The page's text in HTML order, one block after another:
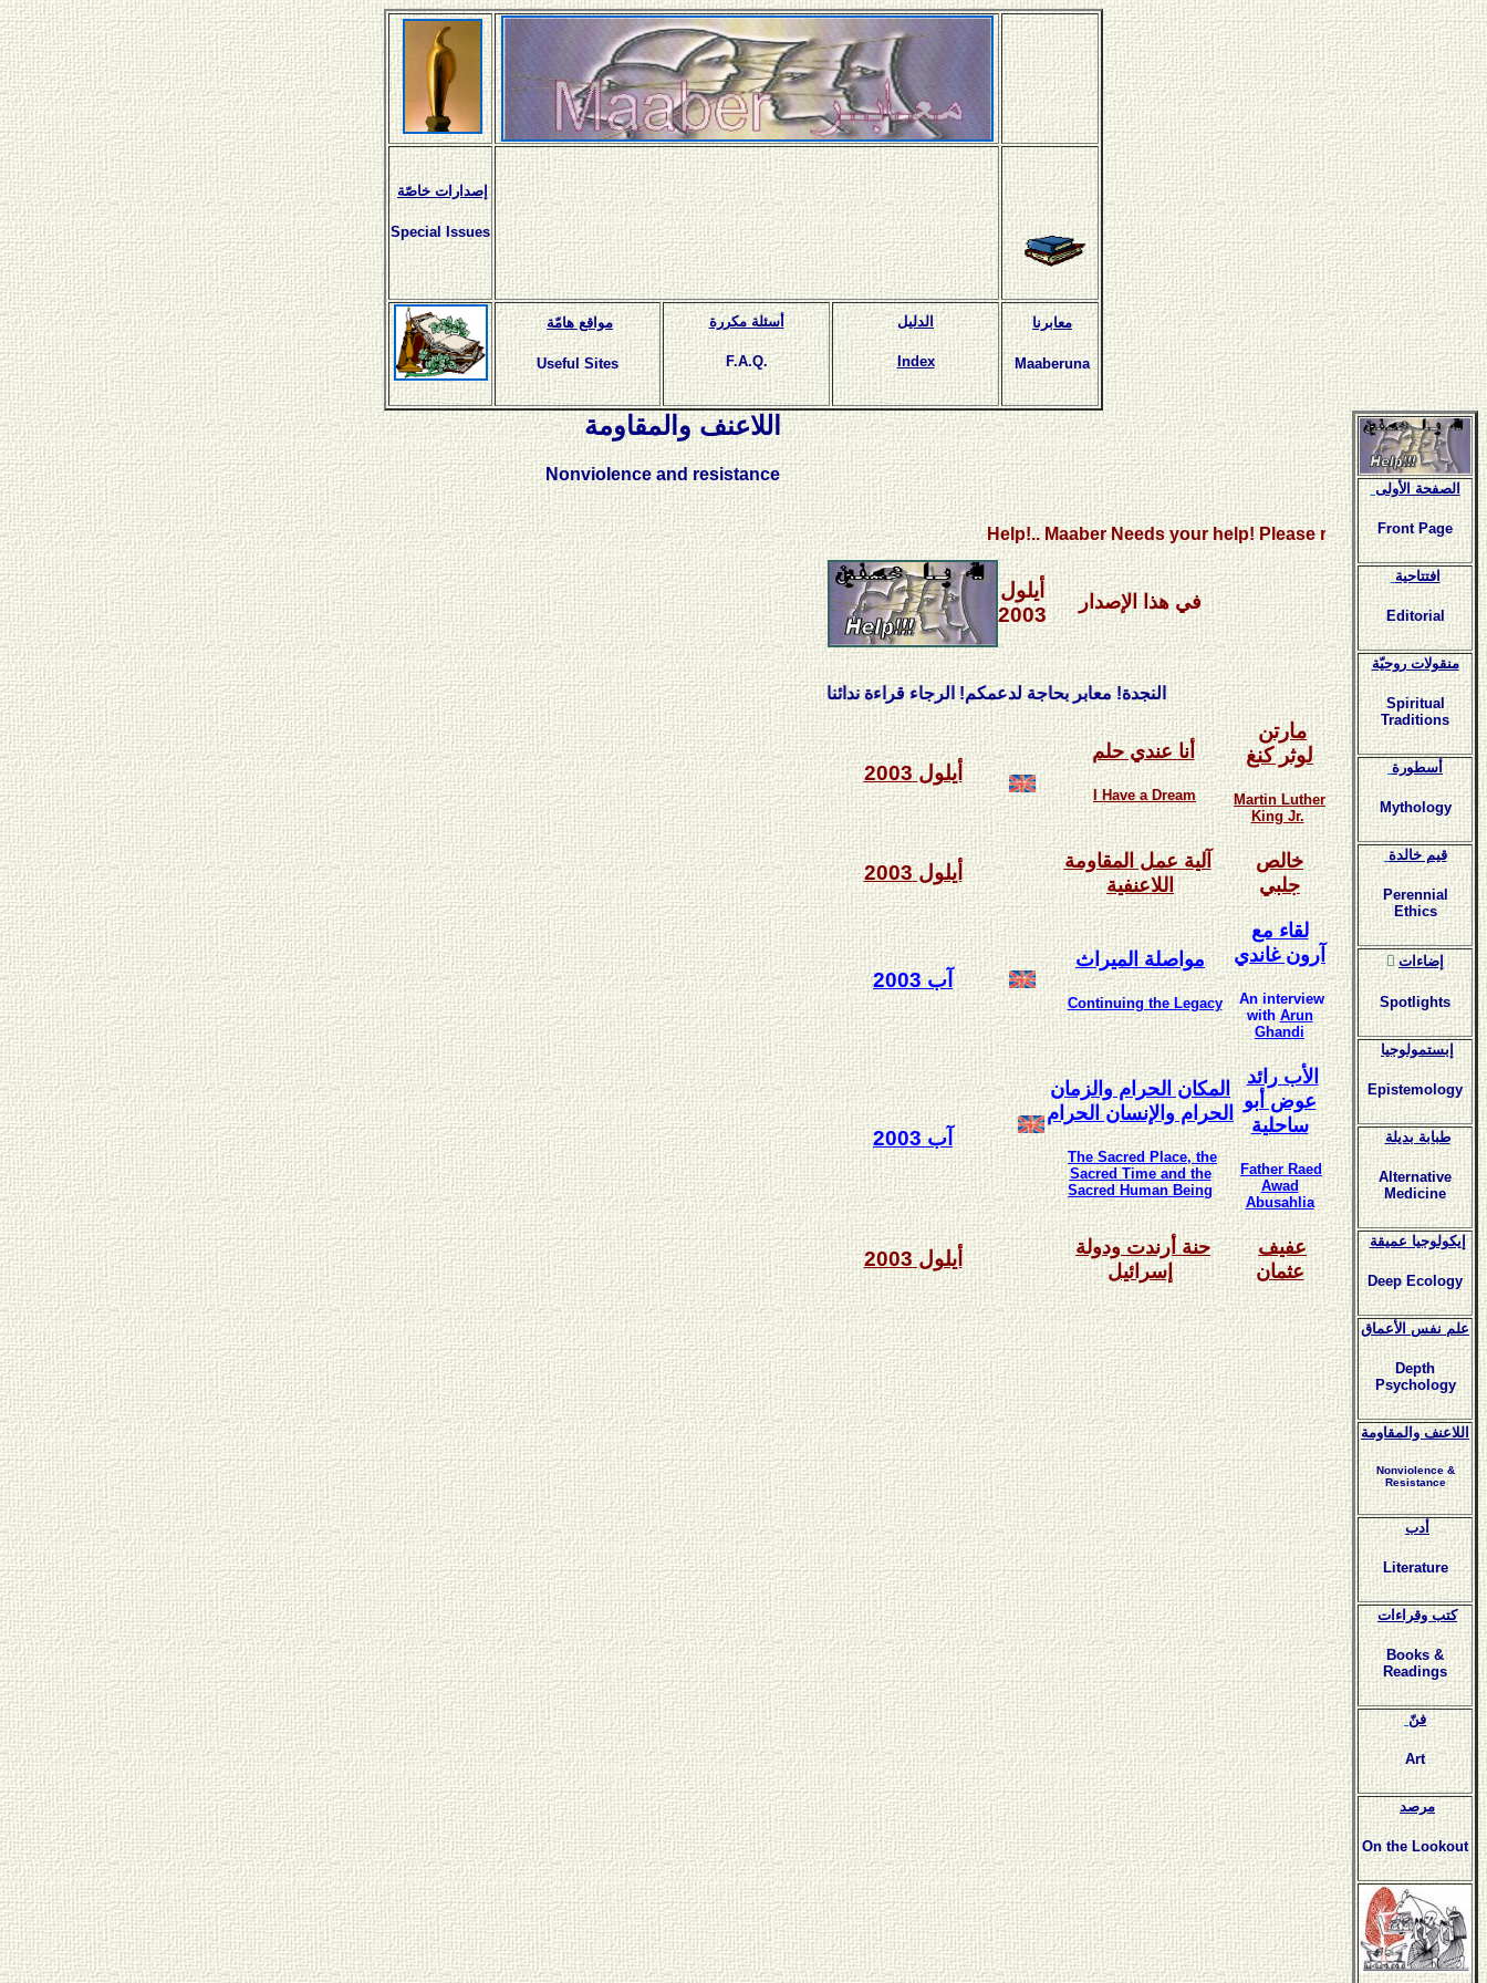
إصدارات خاصّة
Special Issues
مواقع هامّة
Useful Sites
أسئلة مكررة
F.A.Q.
الدليل
Index
معابرنا
Maaberuna
اللاعنف والمقاومة
Nonviolence and resistance
Help!.. Maaber Needs your help! Please read our call..
أيلول
2003
في هذا الإصدار
النجدة! معابر بحاجة لدعمكم! الرجاء قراءة ندائنا
أيلول 2003
أنا عندي حلم
I Have a Dream
مارتن
لوثر كنغ
Martin Luther
King Jr.
أيلول 2003
آلية عمل المقاومة
اللاعنفية
خالص
جلبي
آب 2003
مواصلة الميراث
Continuing the Legacy
لقاء مع
آرون غاندي
An interview
withArun
Ghandi
آب 2003
المكان الحرام والزمان
الحرام والإنسان الحرام
The Sacred Place, the
Sacred Time and the
Sacred Human Being
الأب رائد
عوض أبو
ساحلية
Father Raed
Awad
Abusahlia
أيلول 2003
حنة أرندت ودولة
إسرائيل
عفيف
عثمان
الصفحة الأولى
Front Page
افتتاحية
Editorial
منقولات روحيّة
Spiritual
Traditions
أسطورة
Mythology
قيم خالدة
Perennial
Ethics
ٍإضاءات
Spotlights
إبستمولوجيا
Epistemology
طبابة بديلة
Alternative
Medicine
إيكولوجيا عميقة
Deep Ecology
علم نفس الأعماق
Depth
Psychology
اللاعنف والمقاومة
Nonviolence &
Resistance
أدب
Literature
كتب وقراءات
Books &
Readings
فنّ
Art
مرصد
On the Lookout